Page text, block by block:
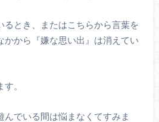
るとき、またはこちらから言葉を
かから『嫌な思い出』は消えてい
。
んでいる間は悩まなくてすみま